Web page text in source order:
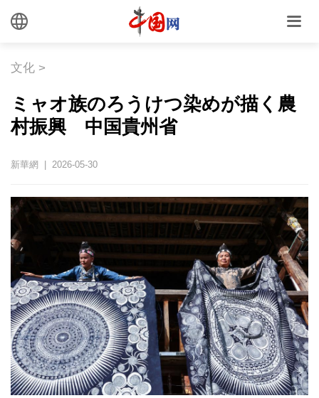
文化 >
ミャオ族のろうけつ染めが描く農
村振興 中国貴州省
新華網 | 2026-05-30